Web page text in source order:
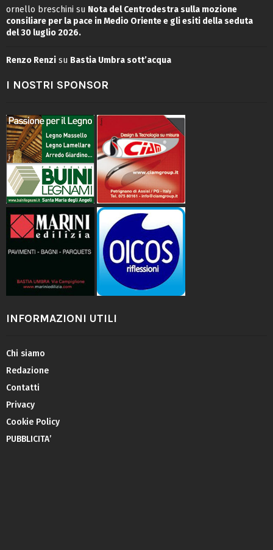
ornello breschini su Nota del Centrodestra sulla mozione
consiliare per la pace in Medio Oriente e gli esiti della seduta
del 30 luglio 2026.
Renzo Renzi su Bastia Umbra sott’acqua
I NOSTRI SPONSOR
INFORMAZIONI UTILI
Chi siamo
Redazione
Contatti
Privacy
Cookie Policy
PUBBLICITA’